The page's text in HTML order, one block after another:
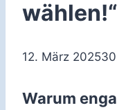
wählen!“
12. März 2025
Warum